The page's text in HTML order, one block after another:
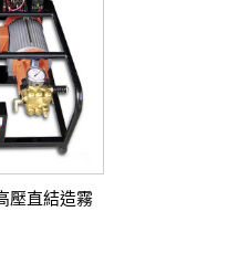
壓直結造霧